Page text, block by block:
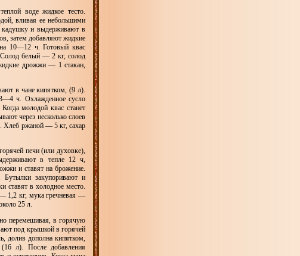
воде жидкое тесто.
вливая ее небольшими
кадушку и выдерживают в
затем добавляют жидкие
10—12 ч. Готовый квас
Солод белый — 2 кг, солод
дрожжи — 1 стакан,
в чане кипятком, (9 л).
ч. Охлажденное сусло
молодой квас станет
через несколько слоев
Хлеб ржаной — 5 кг, сахар
печи (или духовке),
в тепле 12 ч,
и ставят на брожение.
закупоривают и
ставят в холодное место.
1,2 кг, мука гречневая —
25 л.
перемешивая, в горячую
под крышкой в горячей
долив дополна кипятком,
(16 л). После добавления